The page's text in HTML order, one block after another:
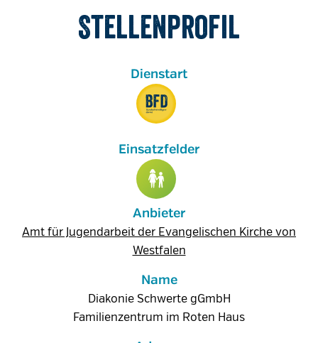
Stellenprofil
Anbieter
Amt für Jugendarbeit der Evangelischen Kirche von
Westfalen
Name
Diakonie Schwerte gGmbH
Familienzentrum im Roten Haus